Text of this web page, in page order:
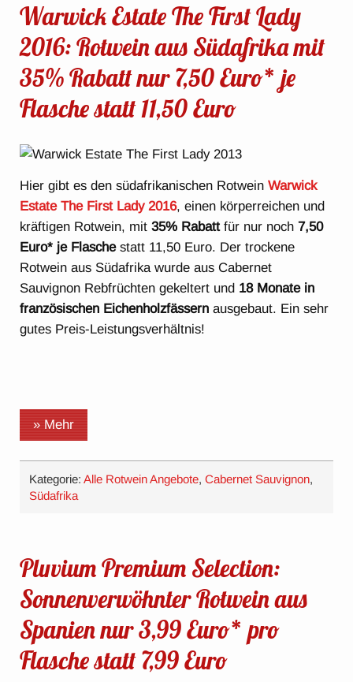
Warwick Estate The First Lady
2016: Rotwein aus Südafrika mit
35% Rabatt nur 7,50 Euro* je
Flasche statt 11,50 Euro
Hier gibt es den südafrikanischen RotweinWarwick
Estate The First Lady 2016, einen körperreichen und
kräftigen Rotwein, mit35% Rabattfür nur noch7,50
Euro* je Flaschestatt 11,50 Euro. Der trockene
Rotwein aus Südafrika wurde aus Cabernet
Sauvignon Rebfrüchten gekeltert und 18 Monate in
französischen Eichenholzfässern ausgebaut. Ein sehr
gutes Preis-Leistungsverhältnis!
» Mehr
Kategorie:Alle Rotwein Angebote,Cabernet Sauvignon,
Südafrika
Pluvium Premium Selection:
Sonnenverwöhnter Rotwein aus
Spanien nur 3,99 Euro* pro
Flasche statt 7,99 Euro